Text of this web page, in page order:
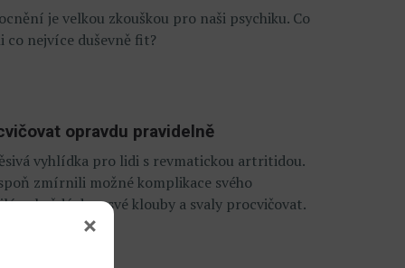
je velkou zkouškou pro naši psychiku. Co
co nejvíce duševně fit?
opravdu pravidelně
vyhlídka pro lidi s revmatickou artritidou.
zmírnili možné komplikace svého
každý den, své klouby a svaly procvičovat.